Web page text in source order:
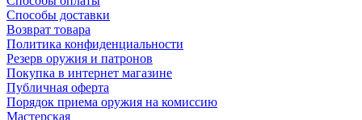
Способы доставки
Возврат товара
Политика конфиденциальности
Резерв оружия и патронов
Покупка в интернет магазине
Публичная оферта
Порядок приема оружия на комиссию
Мастерская